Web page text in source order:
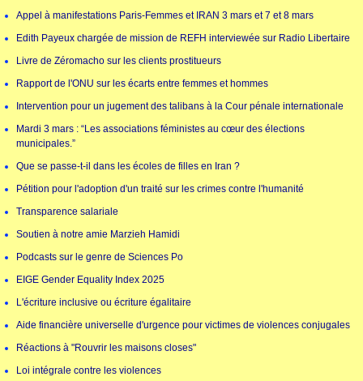
Appel à manifestations Paris-Femmes et IRAN 3 mars et 7 et 8 mars
Edith Payeux chargée de mission de REFH interviewée sur Radio Libertaire
Livre de Zéromacho sur les clients prostitueurs
Rapport de l'ONU sur les écarts entre femmes et hommes
Intervention pour un jugement des talibans à la Cour pénale internationale
Mardi 3 mars : “Les associations féministes au cœur des élections
municipales.”
Que se passe-t-il dans les écoles de filles en Iran ?
Pétition pour l'adoption d'un traité sur les crimes contre l'humanité
Transparence salariale
Soutien à notre amie Marzieh Hamidi
Podcasts sur le genre de Sciences Po
EIGE Gender Equality Index 2025
L'écriture inclusive ou écriture égalitaire
Aide financière universelle d'urgence pour victimes de violences conjugales
Réactions à "Rouvrir les maisons closes"
Loi intégrale contre les violences